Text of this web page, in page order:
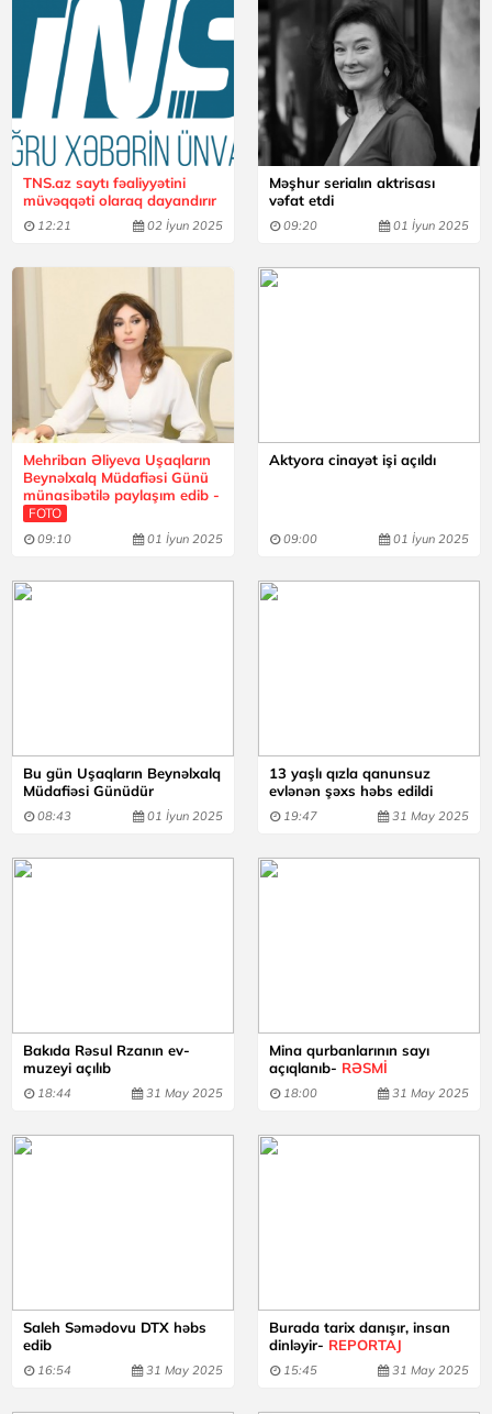
TNS.az saytı fəaliyyətini
müvəqqəti olaraq dayandırır
12:21 02 İyun 2025
Məşhur serialın aktrisası
vəfat etdi
09:20 01 İyun 2025
Mehriban Əliyeva Uşaqların
Beynəlxalq Müdafiəsi Günü
münasibətilə paylaşım edib -
FOTO
09:10 01 İyun 2025
Aktyora cinayət işi açıldı
09:00 01 İyun 2025
Bu gün Uşaqların Beynəlxalq
Müdafiəsi Günüdür
08:43 01 İyun 2025
13 yaşlı qızla qanunsuz
evlənən şəxs həbs edildi
19:47 31 May 2025
Bakıda Rəsul Rzanın ev-
muzeyi açılıb
18:44 31 May 2025
Mina qurbanlarının sayı
açıqlanıb- RƏSMİ
18:00 31 May 2025
Saleh Səmədovu DTX həbs
edib
16:54 31 May 2025
Burada tarix danışır, insan
dinləyir- REPORTAJ
15:45 31 May 2025